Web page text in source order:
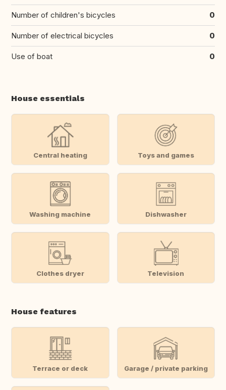
Number of children's bicycles 0
Number of electrical bicycles 0
Use of boat 0
House essentials
Central heating Toys and games
Washing machine Dishwasher
Clothes dryer Television
House features
Terrace or deck Garage / private parking